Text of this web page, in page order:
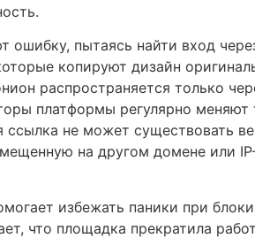
пытаясь найти вход
копируют дизайн
распространяется только
платформы регулярно меняют
не может существовать
на другом домене или
избежать паники при
что площадка прекратила